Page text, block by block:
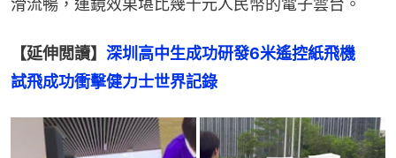
滑流暢，運鏡效果堪比幾千元人民幣的電子雲台。
【延伸閲讀】 深圳高中生成功研發6米遙控紙飛機
試飛成功衝擊健力士世界記錄